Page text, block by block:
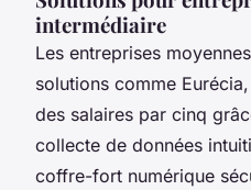
intermédiaire
Les entreprises
solutions comme Eurécia
des salaires par cinq
collecte de données
coffre-fort numérique